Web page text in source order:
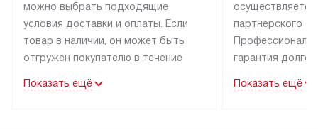
можно выбрать подходящие
условия доставки и оплаты. Если
товар в наличии, он может быть
отгружен покупателю в течение
Показать ещё
партнерского
гарантия
Показать ещё